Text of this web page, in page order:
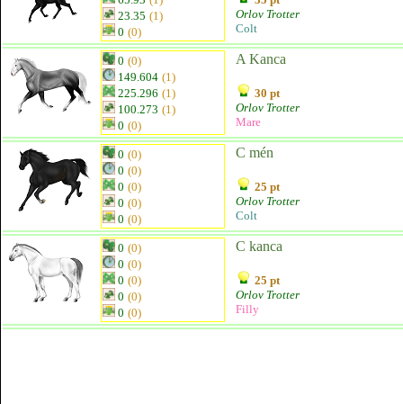
23.35 (1)
0 (0)
Orlov Trotter
Colt
0 (0)
149.604 (1)
225.296 (1)
100.273 (1)
0 (0)
A Kanca
30 pt
Orlov Trotter
Mare
0 (0)
0 (0)
0 (0)
0 (0)
0 (0)
C mén
25 pt
Orlov Trotter
Colt
0 (0)
0 (0)
0 (0)
0 (0)
0 (0)
C kanca
25 pt
Orlov Trotter
Filly